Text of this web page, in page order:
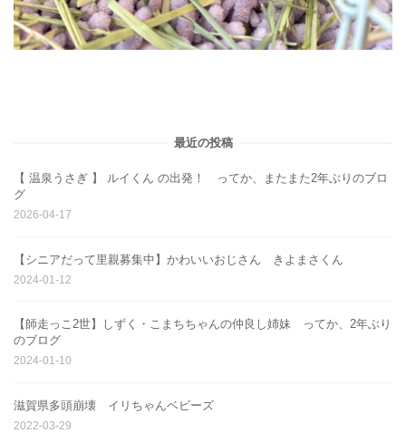
最近の投稿
【 温泉うさぎ 】 ルイくん の出発！ ってか、またまた2年ぶりのブロ
グ
2026-04-17
【シニアだって里親募集中】かわいいおじさん きよまさくん
2024-01-12
【師走っこ2世】しずく・こまちちゃんの仲良し姉妹 ってか、2年ぶり
のブログ
2024-01-10
滋賀県多頭崩壊 イリちゃんベビーズ
2022-03-29